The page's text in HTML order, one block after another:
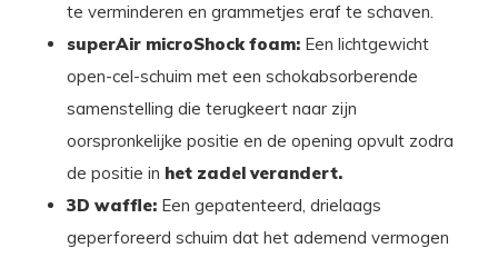
te verminderen en grammetjes eraf te schaven.
superAir microShock foam: Een lichtgewicht
open-cel-schuim met een schokabsorberende
samenstelling die terugkeert naar zijn
oorspronkelijke positie en de opening opvult zodra
de positie in het zadel verandert.
3D waffle: Een gepatenteerd, drielaags
geperforeerd schuim dat het ademend vermogen